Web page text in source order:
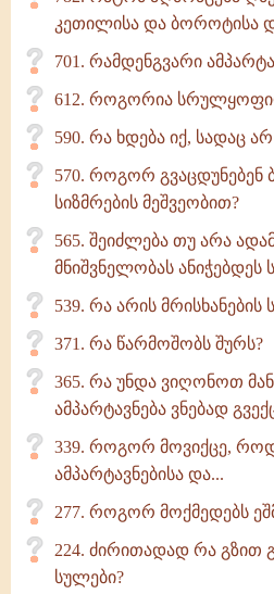
კეთილისა და ბოროტისა
701. რამდენგვარი
612. როგორია
590. რა ხდება იქ, სადაც
570. როგორ
სიზმრების მეშვეობით?
565. შეიძლება თუ არა
მნიშვნელობას ანიჭებდეს
539. რა არის მრისხანების
371. რა წარმოშობს შურს?
365. რა უნდა ვიღონოთ
ამპარტავნება ვნებად
339. როგორ მოვიქცე,
ამპარტავნებისა და...
277. როგორ მოქმედებს
224. ძირითადად რა გზით
სულები?